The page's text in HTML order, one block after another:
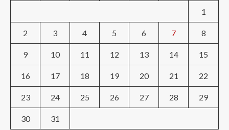
1
2 3 4 5 6 7 8
9 10 11 12 13 14 15
16 17 18 19 20 21 22
23 24 25 26 27 28 29
30 31